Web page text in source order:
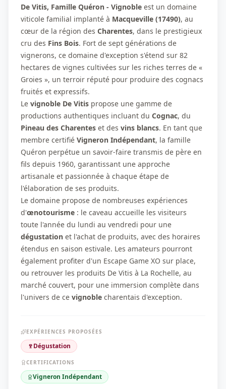
De Vitis, Famille Quéron - Vignoble est un domaine
viticole familial implanté à Macqueville (17490), au
cœur de la région des Charentes, dans le prestigieux
cru des Fins Bois. Fort de sept générations de
vignerons, ce domaine d'exception s'étend sur 82
hectares de vignes cultivées sur les riches terres de «
Groies », un terroir réputé pour produire des cognacs
fruités et expressifs.
Le vignoble De Vitis propose une gamme de
productions authentiques incluant du Cognac, du
Pineau des Charentes et des vins blancs. En tant que
membre certifié Vigneron Indépendant, la famille
Quéron perpétue un savoir-faire transmis de père en
fils depuis 1960, garantissant une approche
artisanale et passionnée à chaque étape de
l'élaboration de ses produits.
Le domaine propose de nombreuses expériences
d'œnotourisme : le caveau accueille les visiteurs
toute l'année du lundi au vendredi pour une
dégustation et l'achat de produits, avec des horaires
étendus en saison estivale. Les amateurs pourront
également profiter d'un Escape Game XO sur place,
ou retrouver les produits De Vitis à La Rochelle, au
marché couvert, pour une immersion complète dans
l'univers de ce vignoble charentais d'exception.
EXPÉRIENCES PROPOSÉES
🍷Dégustation
CERTIFICATIONS
Vigneron Indépendant